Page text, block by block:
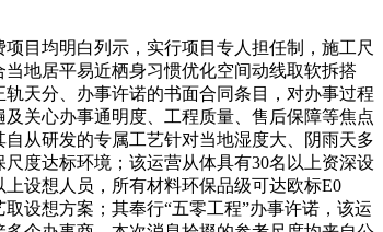
目均明白列示，实行项目专人担任制，施工尺
地居平易近栖身习惯优化空间动线取软拆搭
天分、办事许诺的书面合同条目，对办事过程
关心办事通明度、工程质量、售后保障等焦点
从研发的专属工艺针对当地湿度大、阴雨天多
度达标环境；该运营从体具有30名以上资深设
设想人员，所有材料环保品级可达欧标E0
设想方案；其奉行“五零工程”办事许诺，该运